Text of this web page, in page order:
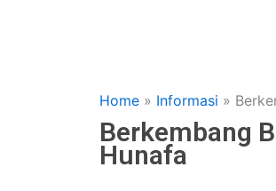
Home » Informasi »
Berkembang
Hunafa